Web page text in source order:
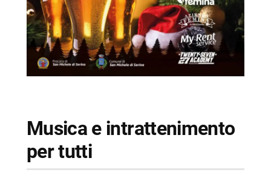
Musica e intrattenimento
per tutti